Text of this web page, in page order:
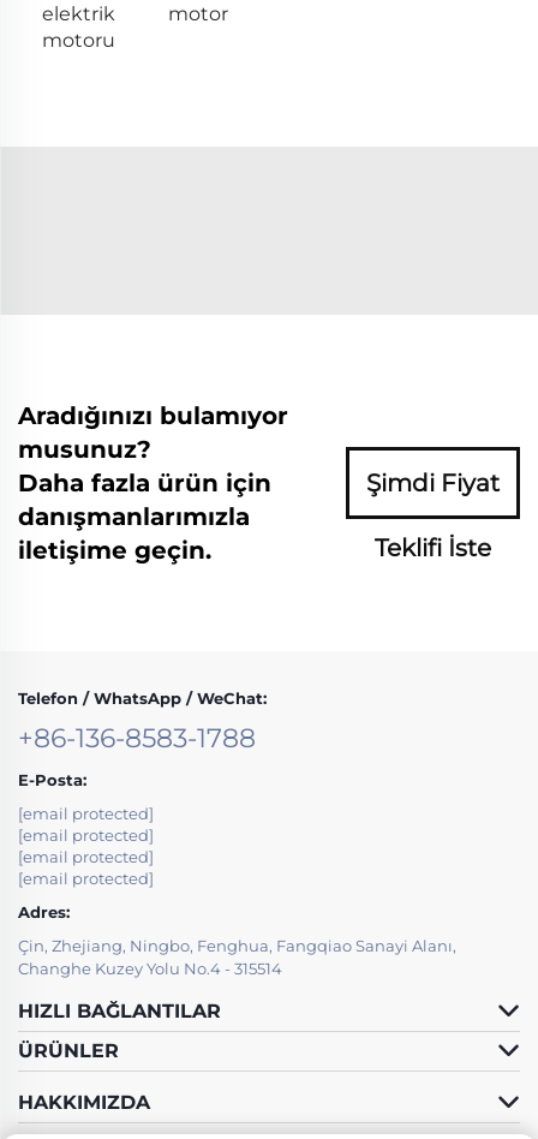
elektrik
motoru
motor
Aradığınızı bulamıyor
musunuz?
Daha fazla ürün için
danışmanlarımızla
iletişime geçin.
Şimdi Fiyat
Teklifi İste
Telefon / WhatsApp / WeChat:
+86-136-8583-1788
E-Posta:
[email protected]
[email protected]
[email protected]
[email protected]
Adres:
Çin, Zhejiang, Ningbo, Fenghua, Fangqiao Sanayi Alanı,
Changhe Kuzey Yolu No.4 - 315514
HIZLI BAĞLANTILAR
ÜRÜNLER
HAKKIMIZDA